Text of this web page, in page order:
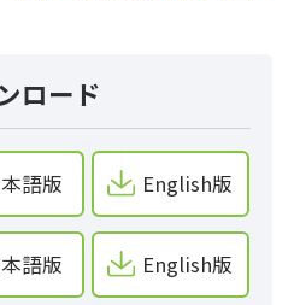
ロード
語版 English版
語版 English版